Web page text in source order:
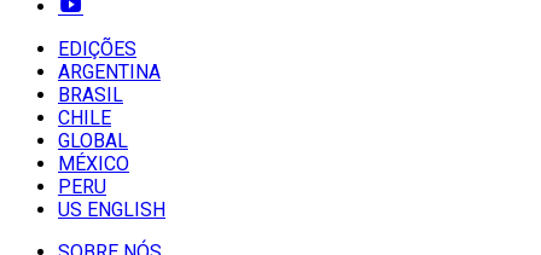
EDIÇÕES
ARGENTINA
BRASIL
CHILE
GLOBAL
MÉXICO
PERU
US ENGLISH